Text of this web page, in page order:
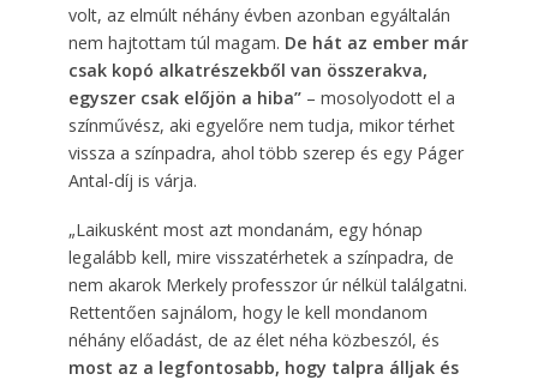
volt, az elmúlt néhány évben azonban egyáltalán
nem hajtottam túl magam. De hát az ember már
csak kopó alkatrészekből van összerakva,
egyszer csak előjön a hiba”– mosolyodott el a
színművész, aki egyelőre nem tudja, mikor térhet
vissza a színpadra, ahol több szerep és egy Páger
Antal-díj is várja.
„Laikusként most azt mondanám, egy hónap
legalább kell, mire visszatérhetek a színpadra, de
nem akarok Merkely professzor úr nélkül találgatni.
Rettentően sajnálom, hogy le kell mondanom
néhány előadást, de az élet néha közbeszól, és
most az a legfontosabb, hogy talpra álljak és